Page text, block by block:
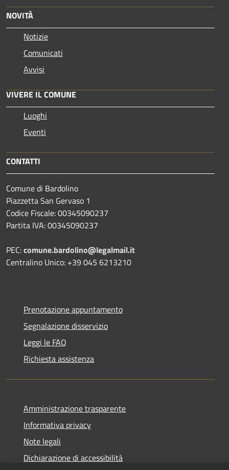
NOVITÀ
Notizie
Comunicati
Avvisi
VIVERE IL COMUNE
Luoghi
Eventi
CONTATTI
Comune di Bardolino
Piazzetta San Gervaso 1
Codice Fiscale: 00345090237
Partita IVA: 00345090237
PEC:comune.bardolino@legalmail.it
Centralino Unico: +39 045 6213210
Prenotazione appuntamento
Segnalazione disservizio
Leggi le FAQ
Richiesta assistenza
Amministrazione trasparente
Informativa privacy
Note legali
Dichiarazione di accessibilità